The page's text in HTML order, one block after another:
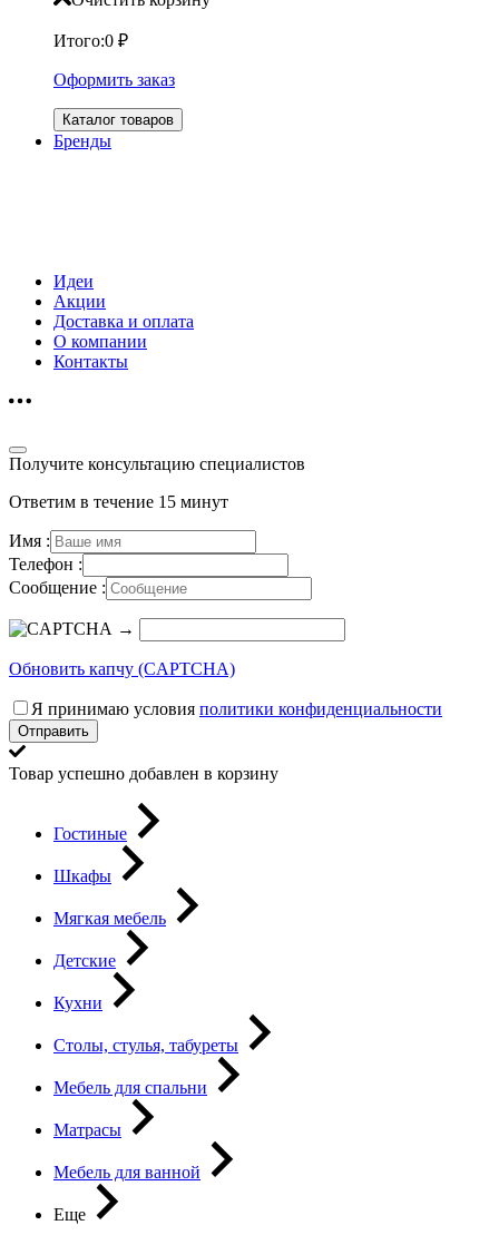
Итого:0 ₽
Оформить заказ
Каталог товаров
Бренды
Идеи
Акции
Доставка и оплата
О компании
Контакты
Получите консультацию специалистов
Ответим в течение 15 минут
Имя :
Телефон :
Сообщение :
→
Обновить капчу (CAPTCHA)
Я принимаю условия политики конфиденциальности
Отправить
Товар успешно добавлен в корзину
Гостиные
Шкафы
Мягкая мебель
Детские
Кухни
Столы, стулья, табуреты
Мебель для спальни
Матрасы
Мебель для ванной
Еще